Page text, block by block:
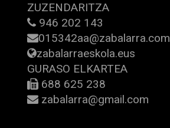
ZUZENDARITZA
946 202 143
015342aa@zabalarra.com
zabalarraeskola.eus
GURASO ELKARTEA
688 625 238
zabalarra@gmail.com